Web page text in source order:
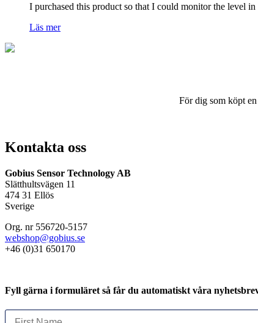
I purchased this product so that I could monitor the level
Läs mer
För dig som köpt
Kontakta oss
Gobius Sensor Technology AB
Slätthultsvägen 11
474 31 Ellös
Sverige
Org. nr 556720-5157
webshop@gobius.se
+46 (0)31 650170
Fyll gärna i formuläret så får du automatiskt våra